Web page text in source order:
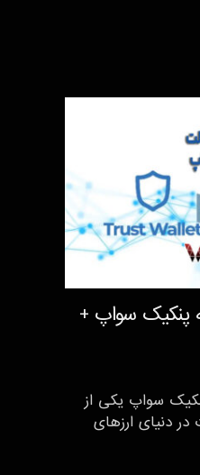
پنکیک سواپ +
سواپ یکی از
دنیای ارزهای